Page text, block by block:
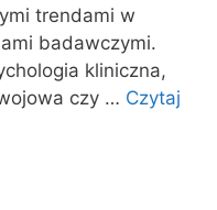
trendami w
badawczymi.
kliniczna,
czy … Czytaj